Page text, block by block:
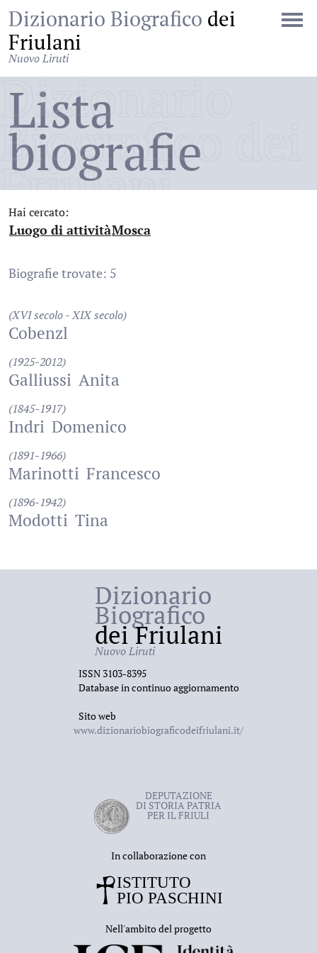
Dizionario Biografico dei
Friulani
Nuovo Liruti
Dizionario
Biografico dei
Friulani
Lista
biografie
Hai cercato:
Luogo di attività
:Mosca
Biografie trovate: 5
(XVI secolo - XIX secolo)
Cobenzl
(1925-2012)
Galliussi Anita
(1845-1917)
Indri Domenico
(1891-1966)
Marinotti Francesco
(1896-1942)
Modotti Tina
Dizionario
Biografico
dei Friulani
Nuovo Liruti
ISSN 3103-8395
Database in continuo aggiornamento
Sito web
www.dizionariobiograficodeifriulani.it/
DEPUTAZIONE
DI STORIA PATRIA
PER IL FRIULI
In collaborazione con
Nell'ambito del progetto